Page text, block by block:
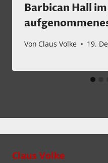
Barbican Hall
Von Claus Volke 19.
Claus Volke